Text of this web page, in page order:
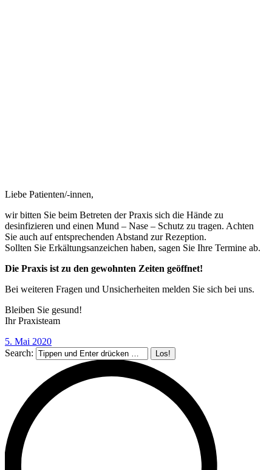
Liebe Patienten/-innen,
wir bitten Sie beim Betreten der Praxis sich die Hände zu
desinfizieren und einen Mund – Nase – Schutz zu tragen. Achten
Sie auch auf entsprechenden Abstand zur Rezeption.
Sollten Sie Erkältungsanzeichen haben, sagen Sie Ihre Termine ab.
Die Praxis ist zu den gewohnten Zeiten geöffnet!
Bei weiteren Fragen und Unsicherheiten melden Sie sich bei uns.
Bleiben Sie gesund!
Ihr Praxisteam
5. Mai 2020
Search: